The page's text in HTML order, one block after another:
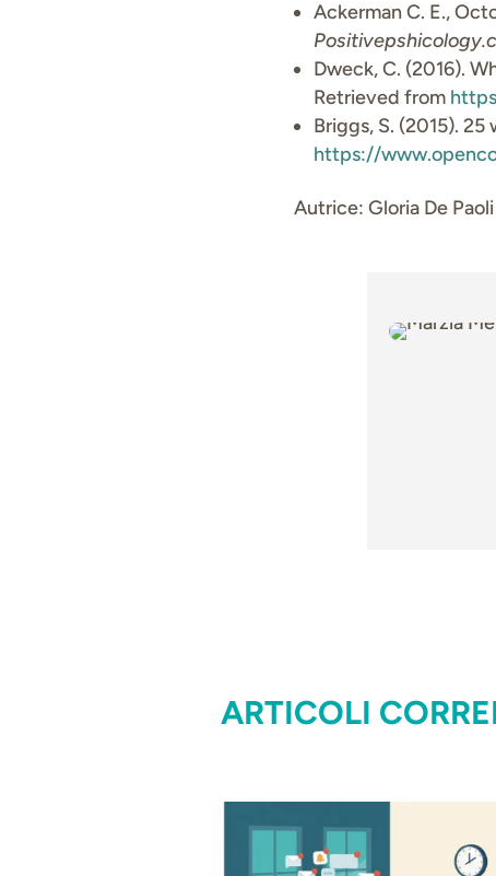
Ackerman C. E.,
Dweck, C. (2016).
Retrieved from
Briggs, S. (2015).
https://
Autrice: Gloria De Paoli
ARTICOLI